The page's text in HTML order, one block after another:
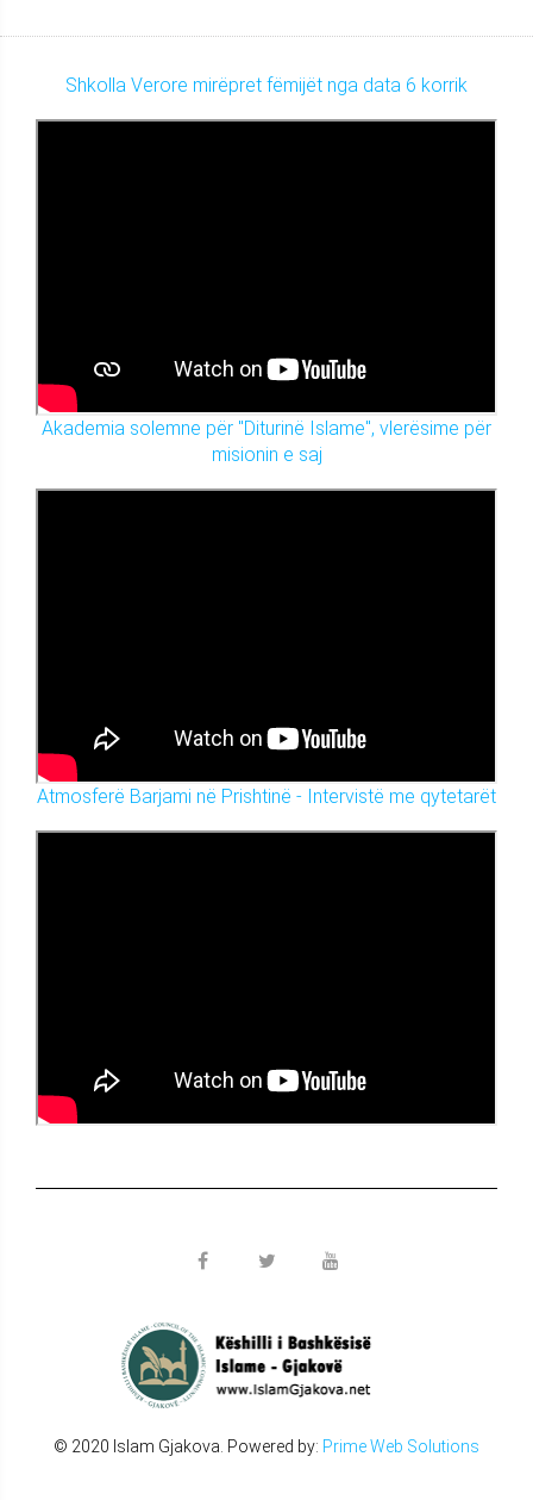
Shkolla Verore mirëpret fëmijët nga data 6 korrik
Akademia solemne për "Diturinë Islame", vlerësime për
misionin e saj
Atmosferë Barjami në Prishtinë - Intervistë me qytetarët
© 2020 Islam Gjakova. Powered by: Prime Web Solutions